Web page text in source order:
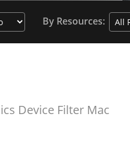
By Resources:
Device Filter Mac